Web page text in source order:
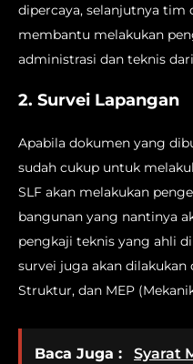
dipercaya, selanjutnya tim
membantu melakukan
administrasi dan teknis
2. Survei Lapangan
Apabila dokumen yang
sudah cukup untuk
SLF akan melakukan
bangunan yang nantinya
pengkaji teknis yang ahli
survei juga akan
Struktur, dan MEP
Baca Juga :
Syarat